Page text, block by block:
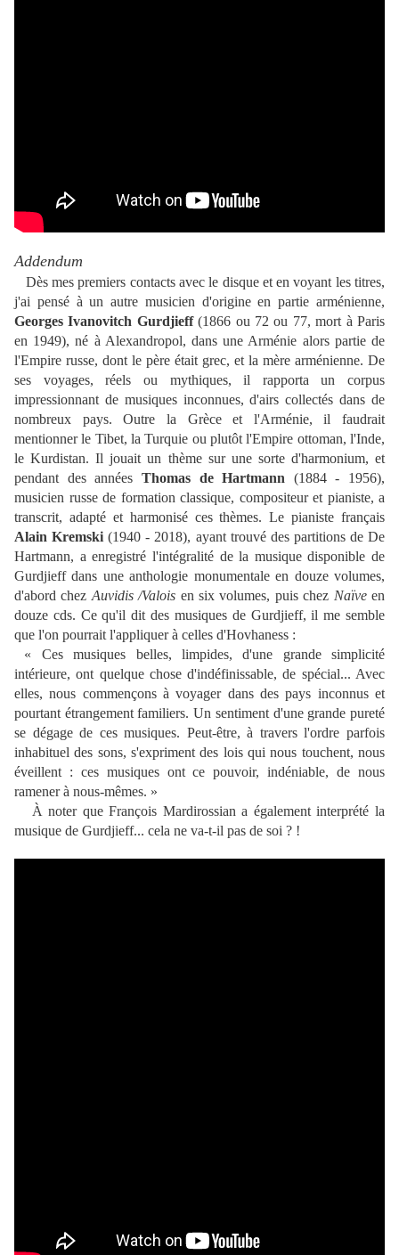
Addendum
Dès mes premiers contacts avec le disque et en voyant les titres,
j'ai pensé à un autre musicien d'origine en partie arménienne,
Georges Ivanovitch Gurdjieff(1866 ou 72 ou 77, mort à Paris
en 1949), né à Alexandropol, dans une Arménie alors partie de
l'Empire russe, dont le père était grec, et la mère arménienne. De
ses voyages, réels ou mythiques, il rapporta un corpus
impressionnant de musiques inconnues, d'airs collectés dans de
nombreux pays. Outre la Grèce et l'Arménie, il faudrait
mentionner le Tibet, la Turquie ou plutôt l'Empire ottoman, l'Inde,
le Kurdistan. Il jouait un thème sur une sorte d'harmonium, et
pendant des années Thomas de Hartmann (1884 - 1956),
musicien russe de formation classique, compositeur et pianiste, a
transcrit, adapté et harmonisé ces thèmes. Le pianiste français
Alain Kremski (1940 - 2018), ayant trouvé des partitions de De
Hartmann, a enregistré l'intégralité de la musique disponible de
Gurdjieff dans une anthologie monumentale en douze volumes,
d'abord chez Auvidis /Valois en six volumes, puis chez Naïveen
douze cds. Ce qu'il dit des musiques de Gurdjieff, il me semble
que l'on pourrait l'appliquer à celles d'Hovhaness :
« Ces musiques belles, limpides, d'une grande simplicité
intérieure, ont quelque chose d'indéfinissable, de spécial... Avec
elles, nous commençons à voyager dans des pays inconnus et
pourtant étrangement familiers. Un sentiment d'une grande pureté
se dégage de ces musiques. Peut-être, à travers l'ordre parfois
inhabituel des sons, s'expriment des lois qui nous touchent, nous
éveillent : ces musiques ont ce pouvoir, indéniable, de nous
ramener à nous-mêmes. »
À noter que François Mardirossian a également interprété la
musique de Gurdjieff... cela ne va-t-il pas de soi ? !